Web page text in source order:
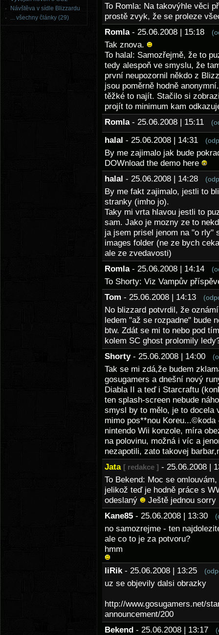
Návštěva v sídle Blizzardu
... všechny články (29)
To Romla: Na takovýhle věci
prostě zvyk, že se proleze
Romla - 25.06.2008 | 15:18
Tak znova.
To halal: Samozřejmě, že to
tedy alespoň ve smyslu, že
první neupozornil někdo z
jsou poměrně hodně
těžké to najít. Stačilo si
projít to minimum kam
Romla - 25.06.2008 | 15:11
halal - 25.06.2008 | 14:31
By me zajimalo jak bude
DOWnload the demo here
halal - 25.06.2008 | 14:28
By me fakt zajimalo, jestli to
stranky (imho jo).
Taky mi vrta hlavou jestli to
sam. Jako je mozny ze to
ja jsem prisel jenom na "o rly"
images folder (ne ze bych
ale ze zvedavosti)
Romla - 25.06.2008 | 14:14
To Shorty: Viz Vampův
Tom - 25.06.2008 | 14:13
No blizzard potvrdil, že
ledem "až se rozpadne" bude
btw. Zdát se mi to nebo pod
kolem SC ghost prolomily
Shorty - 25.06.2008 | 14:00
Tak se mi zdá,že budem
gosugamers a dnešní nový
Diabla II a teď i Starcraftu
ten splash-screen nebude
smysl by to mělo, je to docela
mimo pos**nou
nintendo Wii konzole, míra
na polovinu, možná i víc a
nezapotili, zato takovej
Jata [ redakce ] - 25.06.2008 |
To Bekend: Moc se
jelikož teď je hodně práce s
odeslaný
Ještě jednou sorry
Kane85 - 25.06.2008 | 13:30
no samozrejme - ten
ale co to je za potvoru?
hmm
liRik - 25.06.2008 | 13:25
uz se objevily dalsi obrazky
http://www.gosugamers.net/
announcement/200
Bekend - 25.06.2008 | 13:17